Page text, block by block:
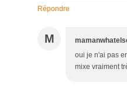
Répondre
M
oui je n'ai pas
mixe vraiment